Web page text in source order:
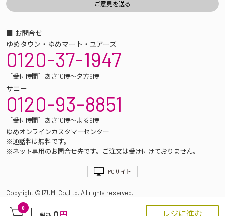
0
レジに進む
■ お問合せ
ゆめタウン・ゆめマート・ユアーズ
0120-37-1947
［受付時間］あさ10時～夕方6時
サニー
0120-93-8851
［受付時間］あさ10時～よる9時
ゆめオンラインカスタマーセンター
※通話料は無料です。
※ネット専用のお問合せ先です。ご注文は受け付けておりません。
PCサイト
Copyright © IZUMI Co.,Ltd. All rights reserved.